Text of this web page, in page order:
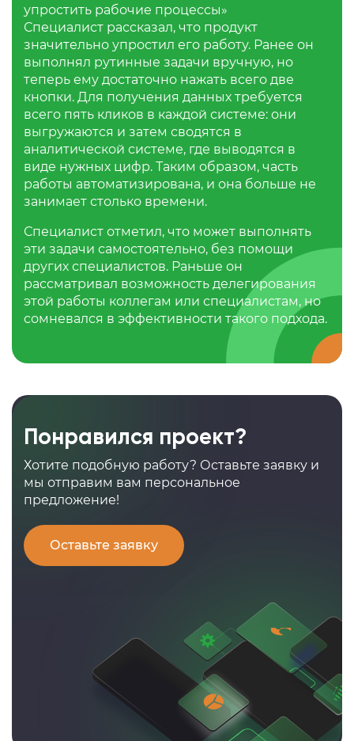
упростить рабочие процессы»
Специалист рассказал, что продукт
значительно упростил его работу. Ранее он
выполнял рутинные задачи вручную, но
теперь ему достаточно нажать всего две
кнопки. Для получения данных требуется
всего пять кликов в каждой системе: они
выгружаются и затем сводятся в
аналитической системе, где выводятся в
виде нужных цифр. Таким образом, часть
работы автоматизирована, и она больше не
занимает столько времени.
Специалист отметил, что может выполнять
эти задачи самостоятельно, без помощи
других специалистов. Раньше он
рассматривал возможность делегирования
этой работы коллегам или специалистам, но
сомневался в эффективности такого подхода.
Понравился проект?
Хотите подобную работу? Оставьте заявку и
мы отправим вам персональное
предложение!
Оставьте заявку